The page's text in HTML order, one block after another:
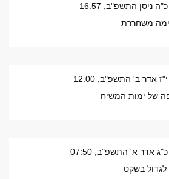
כ"ה ניסן התשפ"ב, 16:57
משחררת
י"ז אדר ב' התשפ"ב, 12:00
של ימות המשיח
כ"ג אדר א' התשפ"ב, 07:50
לגדול בשקט